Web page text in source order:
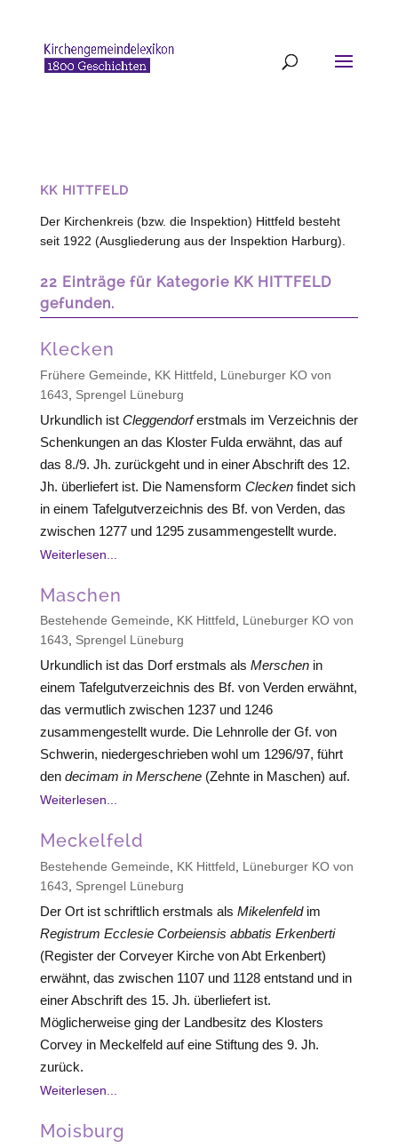
KK HITTFELD
Der Kirchenkreis (bzw. die Inspektion) Hittfeld besteht
seit 1922 (Ausgliederung aus der Inspektion Harburg).
22 Einträge für Kategorie KK HITTFELD
gefunden.
Klecken
Frühere Gemeinde KK Hittfeld
Lüneburger KO von
1643
Sprengel Lüneburg
Urkundlich ist Cleggendorferstmals im Verzeichnis der
Schenkungen an das Kloster Fulda erwähnt, das auf
das 8./9. Jh. zurückgeht und in einer Abschrift des 12.
Jh. überliefert ist. Die Namensform Cleckenfindet sich
in einem Tafelgutverzeichnis des Bf. von Verden, das
zwischen 1277 und 1295 zusammengestellt wurde.
Weiterlesen...
Maschen
Bestehende Gemeinde, KK Hittfeld, Lüneburger KO von
1643, Sprengel Lüneburg
Urkundlich ist das Dorf erstmals als Merschenin
einem Tafelgutverzeichnis des Bf. von Verden erwähnt,
das vermutlich zwischen 1237 und 1246
zusammengestellt wurde. Die Lehnrolle der Gf. von
Schwerin, niedergeschrieben wohl um 1296/97, führt
den decimam in Merschene(Zehnte in Maschen) auf.
Weiterlesen...
Meckelfeld
Bestehende Gemeinde KK Hittfeld
Lüneburger KO von
1643
Sprengel Lüneburg
Der Ort ist schriftlich erstmals als Mikelenfeld im
Registrum Ecclesie Corbeiensis abbatis Erkenberti
(Register der Corveyer Kirche von Abt Erkenbert)
erwähnt, das zwischen 1107 und 1128 entstand und in
einer Abschrift des 15. Jh. überliefert ist.
Möglicherweise ging der Landbesitz des Klosters
Corvey in Meckelfeld auf eine Stiftung des 9. Jh.
zurück.
Weiterlesen...
Moisburg